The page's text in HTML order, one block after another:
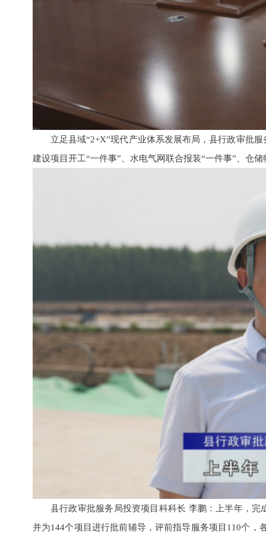
立足县域“2+X”现代产业体系发展布局，县行政审批
建设项目开工“一件事”、水电气网联合报装“一件事”、仓
县行政审批服务局投资项目科科长 李鹏：上半年，
并为144个项目进行批前辅导，评前指导服务项目110个